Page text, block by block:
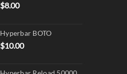
$8.00
Hyperbar BOTO
$10.00